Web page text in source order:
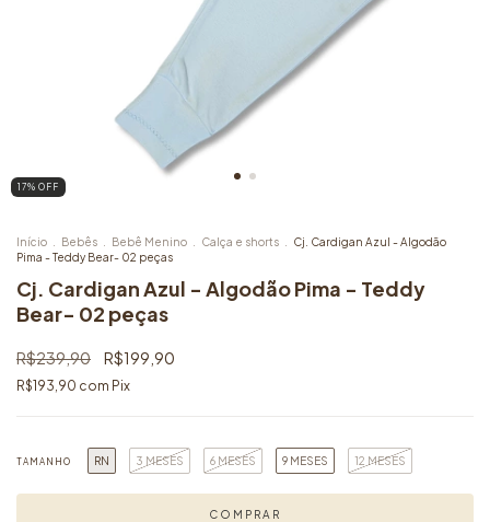
17% OFF
Início Bebês Bebê Menino Calça e shorts
Cj. Cardigan Azul - Algodão
Pima - Teddy Bear- 02 peças
Cj. Cardigan Azul - Algodão Pima - Teddy
Bear- 02 peças
R$239,90 R$199,90
R$193,90 com Pix
TAMANHO RN 3 MESES 6 MESES 9 MESES 12 MESES